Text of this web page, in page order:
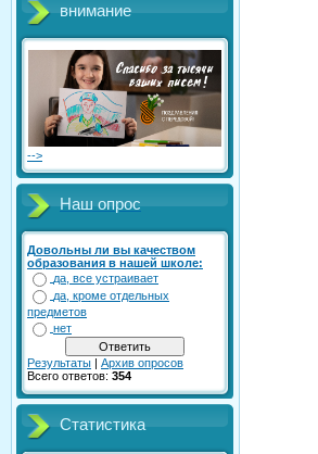
внимание
-->
Наш опрос
Довольны ли вы качеством
образования в нашей школе:
да, все устраивает
да, кроме отдельных
предметов
нет
Результаты | Архив опросов
Всего ответов: 354
Статистика